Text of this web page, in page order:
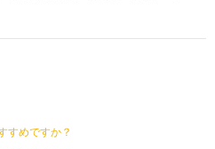
すめですか？